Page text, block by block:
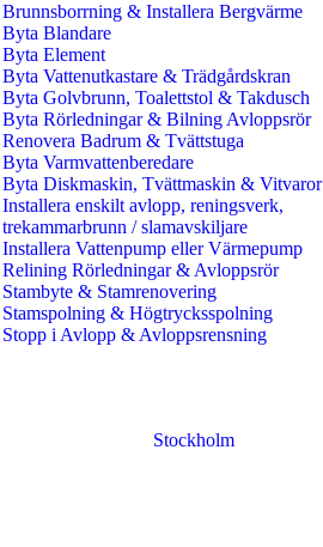
Brunnsborrning & Installera Bergvärme
Byta Blandare
Byta Element
Byta Vattenutkastare & Trädgårdskran
Byta Golvbrunn, Toalettstol & Takdusch
Byta Rörledningar & Bilning Avloppsrör
Renovera Badrum & Tvättstuga
Byta Varmvattenberedare
Byta Diskmaskin, Tvättmaskin & Vitvaror
Installera enskilt avlopp, reningsverk,
trekammarbrunn / slamavskiljare
Installera Vattenpump eller Värmepump
Relining Rörledningar & Avloppsrör
Stambyte & Stamrenovering
Stamspolning & Högtrycksspolning
Stopp i Avlopp & Avloppsrensning
Stockholm